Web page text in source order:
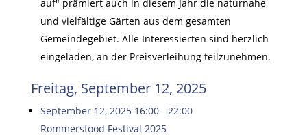
auf" prämiert auch in diesem Jahr die naturnahe
und vielfältige Gärten aus dem gesamten
Gemeindegebiet. Alle Interessierten sind herzlich
eingeladen, an der Preisverleihung teilzunehmen.
Freitag, September 12, 2025
September 12, 2025 16:00 - 22:00
Rommersfood Festival 2025